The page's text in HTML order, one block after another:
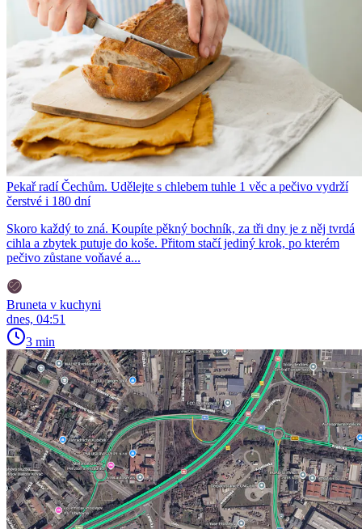
Pekař radí Čechům. Udělejte s chlebem tuhle 1 věc a pečivo vydrží
čerstvé i 180 dní
Skoro každý to zná. Koupíte pěkný bochník, za tři dny je z něj tvrdá
cihla a zbytek putuje do koše. Přitom stačí jediný krok, po kterém
pečivo zůstane voňavé a...
Bruneta v kuchyni
dnes, 04:51
3 min